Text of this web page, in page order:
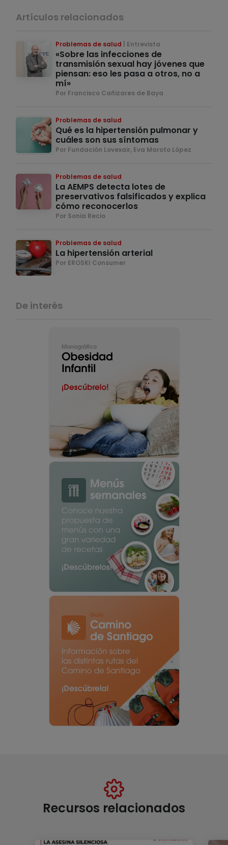
Artículos relacionados
Problemas de salud Entrevista
«Sobre las infecciones de
transmisión sexual hay jóvenes que
piensan: eso les pasa a otros, no a
mí»
Por Francisco Cañizares de Baya
Problemas de salud
Qué es la hipertensión pulmonar y
cuáles son sus síntomas
Por Fundación Lovexair, Eva Maroto López
Problemas de salud
La AEMPS detecta lotes de
preservativos falsificados y explica
cómo reconocerlos
Por Sonia Recio
Problemas de salud
La hipertensión arterial
Por EROSKI Consumer
De interés
Recursos relacionados